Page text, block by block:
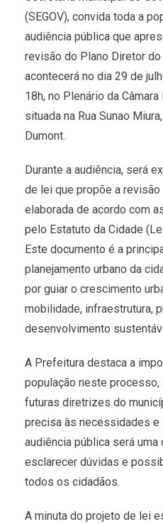
(SEGOV), convida toda a
audiência pública que
revisão do Plano Diretor
acontecerá no dia 29 de
18h, no Plenário da
situada na Rua Sunao
Dumont.
Durante a audiência, será
de lei que propõe a revisão
elaborada de acordo com
pelo Estatuto da Cidade
Este documento é a
planejamento urbano da
por guiar o crescimento
mobilidade, infraestrutura,
desenvolvimento
A Prefeitura destaca a
população neste processo,
futuras diretrizes do
precisa às necessidades
audiência pública será uma
esclarecer dúvidas e
todos os cidadãos.
A minuta do projeto de lei